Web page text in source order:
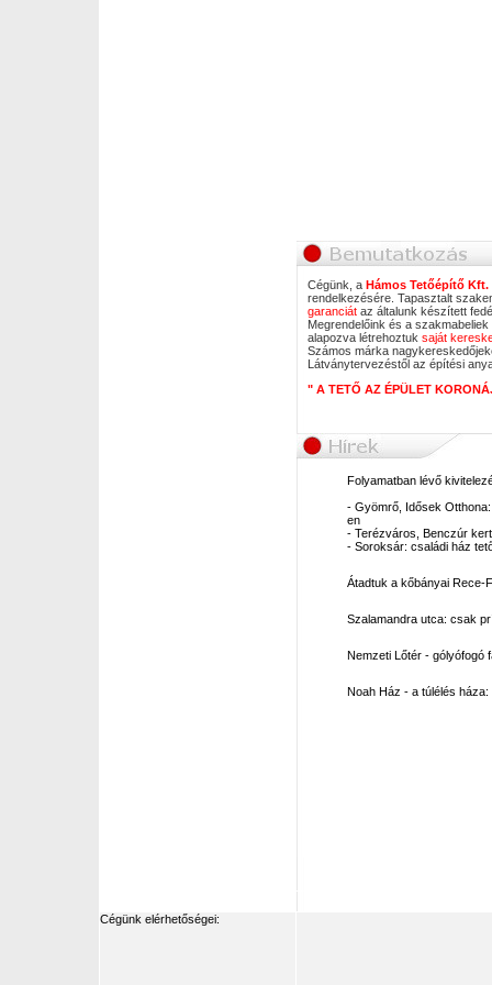
Cégünk, a Hámos Tetőépítő Kft.
rendelkezésére. Tapasztalt
garanciát az általunk készített
Megrendelőink és a
alapozva létrehoztuk saját
Számos márka
Látványtervezéstől az építési
" A TETŐ AZ ÉPÜLET
Folyamatban lévő
- Gyömrő, Idősek
en
- Terézváros, Benczúr
- Soroksár: családi ház
Átadtuk a kőbányai Rece-
Szalamandra utca: csak
Nemzeti Lőtér - gólyófogó
Noah Ház - a túlélés
Cégünk elérhetőségei: